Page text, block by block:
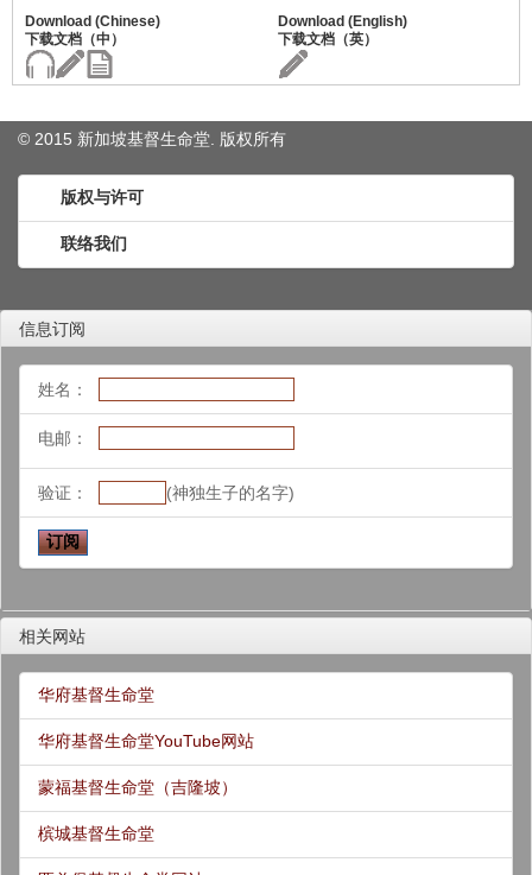
© 2015 新加坡基督生命堂. 版权所有
版权与许可
联络我们
信息订阅
姓名：
电邮：
验证： (神独生子的名字)
相关网站
华府基督生命堂
华府基督生命堂YouTube网站
蒙福基督生命堂（吉隆坡）
槟城基督生命堂